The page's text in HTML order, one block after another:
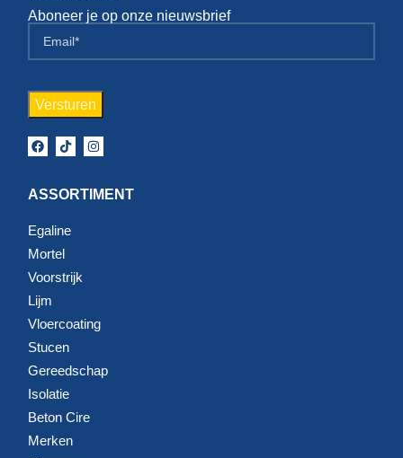
Aboneer je op onze nieuwsbrief
ASSORTIMENT
Egaline
Mortel
Voorstrijk
Lijm
Vloercoating
Stucen
Gereedschap
Isolatie
Beton Cire
Merken